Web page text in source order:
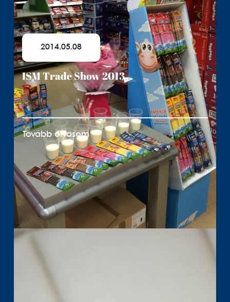
2014.05.08
ISM Trade Show 2013
Tovább olvasom